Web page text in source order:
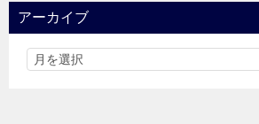
アーカイブ